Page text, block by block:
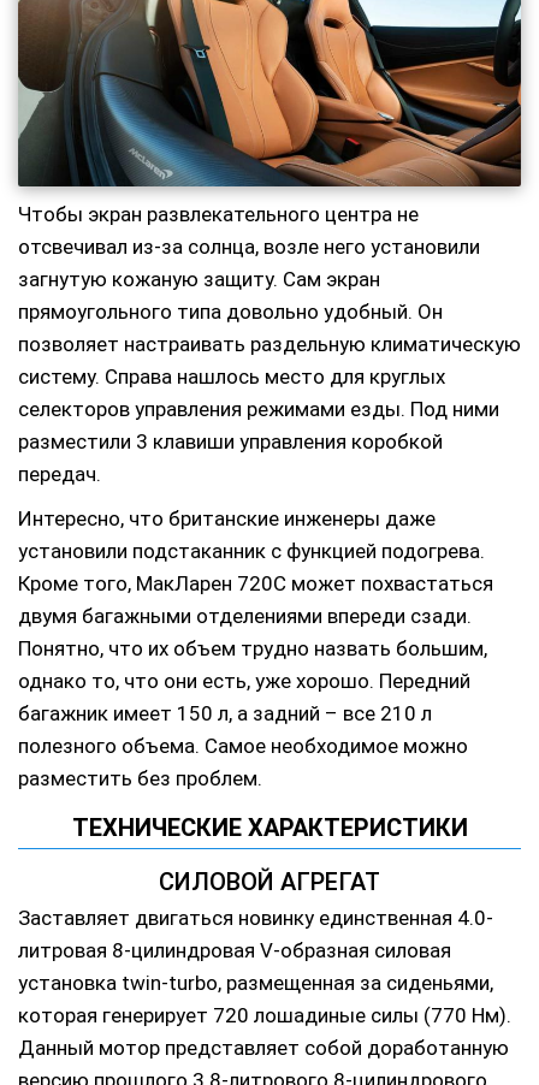
Чтобы экран развлекательного центра не
отсвечивал из-за солнца, возле него установили
загнутую кожаную защиту. Сам экран
прямоугольного типа довольно удобный. Он
позволяет настраивать раздельную климатическую
систему. Справа нашлось место для круглых
селекторов управления режимами езды. Под ними
разместили 3 клавиши управления коробкой
передач.
Интересно, что британские инженеры даже
установили подстаканник с функцией подогрева.
Кроме того, МакЛарен 720С может похвастаться
двумя багажными отделениями впереди сзади.
Понятно, что их объем трудно назвать большим,
однако то, что они есть, уже хорошо. Передний
багажник имеет 150 л, а задний – все 210 л
полезного объема. Самое необходимое можно
разместить без проблем.
ТЕХНИЧЕСКИЕ ХАРАКТЕРИСТИКИ
СИЛОВОЙ АГРЕГАТ
Заставляет двигаться новинку единственная 4.0-
литровая 8-цилиндровая V-образная силовая
установка twin-turbo, размещенная за сиденьями,
которая генерирует 720 лошадиные силы (770 Нм).
Данный мотор представляет собой доработанную